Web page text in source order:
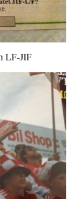
LF-JIF